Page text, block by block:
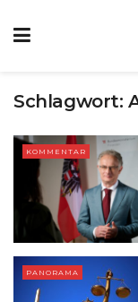
Schlagwort:
KOMMENTAR
PANORAMA